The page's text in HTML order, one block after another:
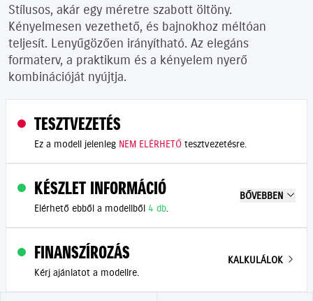
Stílusos, akár egy méretre szabott öltöny.
Kényelmesen vezethető, és bajnokhoz méltóan
teljesít. Lenyűgözően irányítható. Az elegáns
formaterv, a praktikum és a kényelem nyerő
kombinációját nyújtja.
TESZTVEZETÉS
Ez a modell jelenleg NEM ELÉRHETŐ tesztvezetésre.
KÉSZLET INFORMÁCIÓ
Elérhető ebből a modellből 4 db.
BŐVEBBEN
FINANSZÍROZÁS
Kérj ajánlatot a modellre.
KALKULÁLOK